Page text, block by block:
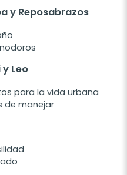
y Reposabrazos
Leo
para la vida urbana
de manejar